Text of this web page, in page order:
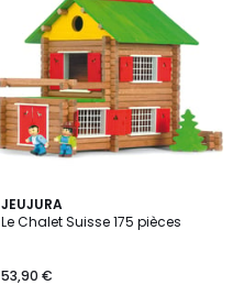
JEUJURA
Le Chalet Suisse 175 pièces
53,90 €
4,7
/ 5